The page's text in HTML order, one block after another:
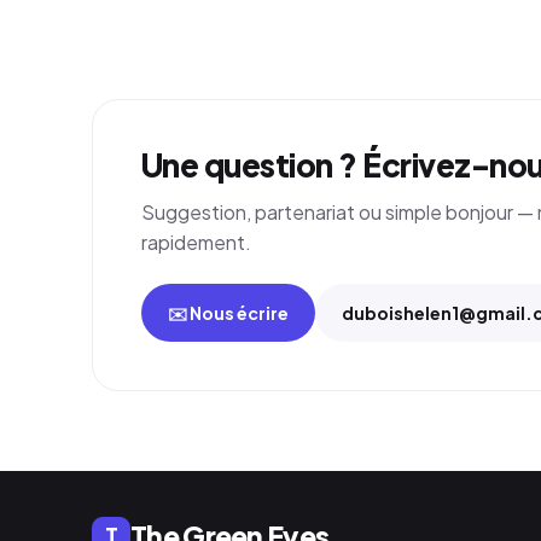
Une question ? Écrivez-
Suggestion, partenariat ou simple bonjour —
rapidement.
✉️ Nous écrire
T